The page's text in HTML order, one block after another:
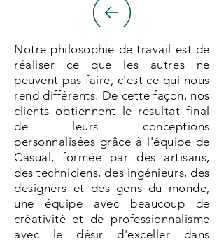
Notre philosophie de travail est de
réaliser ce que les autres ne
peuvent pas faire, c'est ce qui nous
rend différents. De cette façon, nos
clients obtiennent le résultat final
de leurs conceptions
personnalisées grâce à l'équipe de
Casual, formée par des artisans,
des techniciens, des ingénieurs, des
designers et des gens du monde,
une équipe avec beaucoup de
créativité et de professionnalisme
avec le désir d'exceller dans